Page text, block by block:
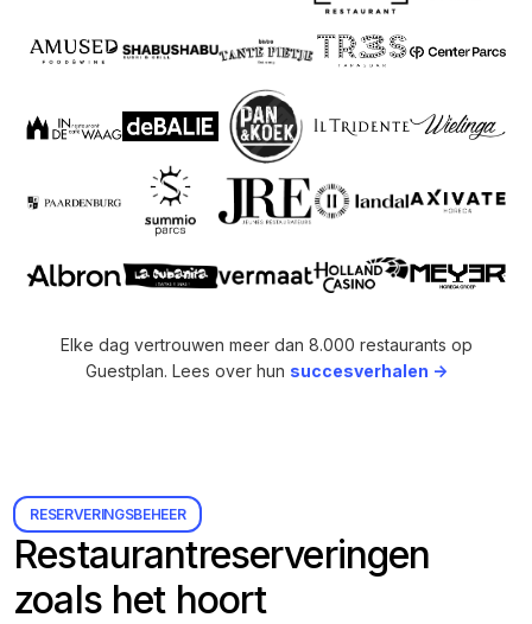
Elke dag vertrouwen meer dan 8.000 restaurants op
Guestplan. Lees over hun succesverhalen ->
RESERVERINGSBEHEER
Restaurantreserveringen
zoals het hoort